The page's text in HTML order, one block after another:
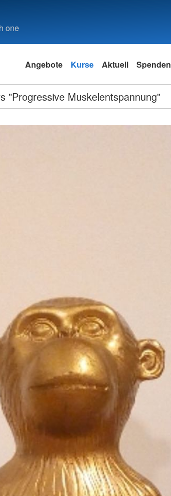
one
Angebote Kurse Aktuell Spenden
"Progressive Muskelentspannung"